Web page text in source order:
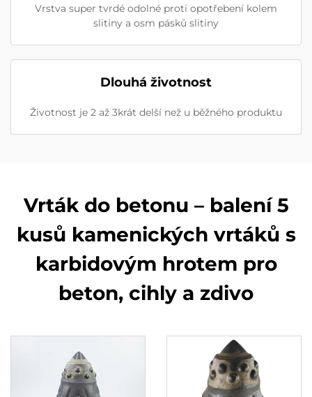
Vrstva super tvrdé odolné proti opotřebení kolem
slitiny a osm pásků slitiny
Dlouhá životnost
Životnost je 2 až 3krát delší než u běžného produktu
Vrták do betonu – balení 5
kusů kamenických vrtáků s
karbidovým hrotem pro
beton, cihly a zdivo